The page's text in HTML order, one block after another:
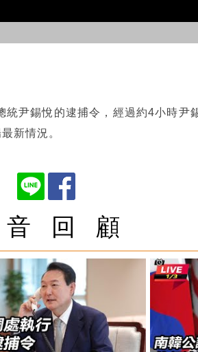
尹錫悅的逮捕令，經過約4小時尹
新情況。
回 顧